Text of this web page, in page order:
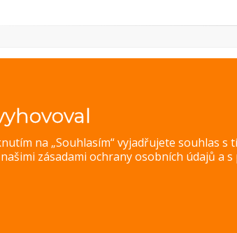
na „Souhlasím“ vyjadřujete souhlas
zásadami ochrany osobních údajů a s